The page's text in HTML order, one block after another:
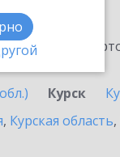
Курск
, Курская область,